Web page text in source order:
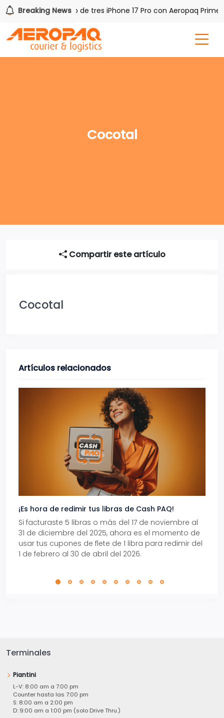
Breaking News
Gana uno de tres iPhone 17 Pro con Aeropaq Prime
Cocotal
Compartir este artículo
Cocotal
Artículos relacionados
¡Es hora de redimir tus libras de Cash PAQ!
Si facturaste 5 libras o más del 17 de noviembre al
31 de diciembre del 2025, ahora es el momento de
usar tus cupones de flete de 1 libra para redimir del
1 de febrero al 30 de abril del 2026.
Terminales
Piantini
L-V: 8:00 am a 7:00 pm
Counter hasta las 7:00 pm
S: 8:00 am a 2:00 pm
D: 9:00 am a 1:00 pm (solo Drive Thru.)